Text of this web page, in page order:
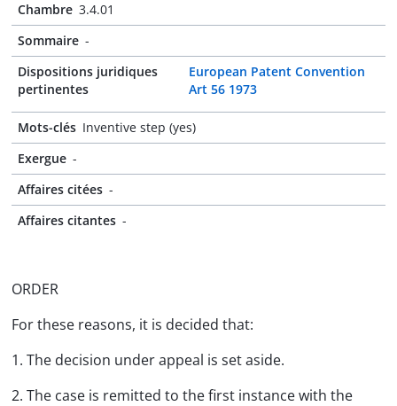
Chambre 3.4.01
Sommaire -
Dispositions juridiques
pertinentes
European Patent Convention
Art 56 1973
Mots-clés Inventive step (yes)
Exergue -
Affaires citées -
Affaires citantes -
ORDER
For these reasons, it is decided that:
1. The decision under appeal is set aside.
2. The case is remitted to the first instance with the